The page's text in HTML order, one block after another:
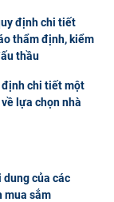
định chi tiết
thẩm định, kiểm
thầu
định chi tiết một
lựa chọn nhà
dung của các
mua sắm